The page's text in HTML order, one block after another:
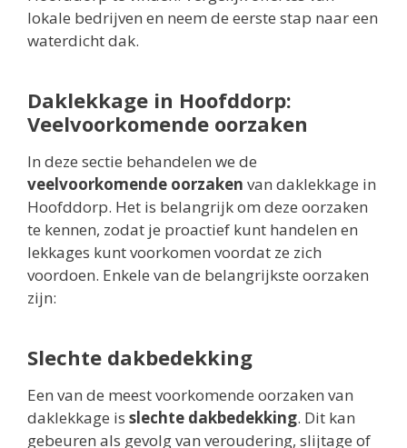
lokale bedrijven en neem de eerste stap naar een
waterdicht dak.
Daklekkage in Hoofddorp:
Veelvoorkomende oorzaken
In deze sectie behandelen we de
veelvoorkomende oorzaken van daklekkage in
Hoofddorp. Het is belangrijk om deze oorzaken
te kennen, zodat je proactief kunt handelen en
lekkages kunt voorkomen voordat ze zich
voordoen. Enkele van de belangrijkste oorzaken
zijn:
Slechte dakbedekking
Een van de meest voorkomende oorzaken van
daklekkage is slechte dakbedekking. Dit kan
gebeuren als gevolg van veroudering, slijtage of